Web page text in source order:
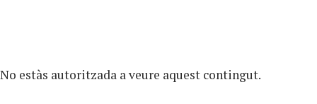
No estàs autoritzada a veure aquest contingut.